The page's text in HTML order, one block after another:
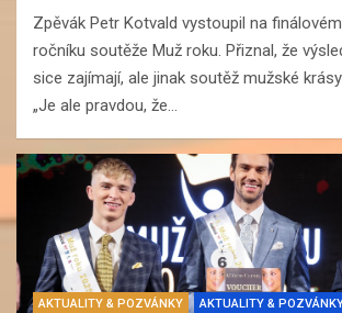
Zpěvák Petr Kotvald vystoupil na
ročníku soutěže Muž roku. Přiznal, že
sice zajímají, ale jinak soutěž mužské
„Je ale pravdou, že…
AKTUALITY & POZVÁNKY AKTUALITY &